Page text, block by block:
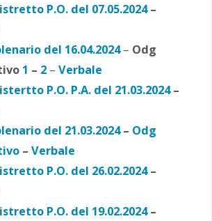
P.O. del 07.05.2024 –
del 16.04.2024– Odg
1 – 2 – Verbale
P.O. P.A. del 21.03.2024–
del 21.03.2024– Odg
– Verbale
P.O. del 26.02.2024–
P.O. del 19.02.2024–